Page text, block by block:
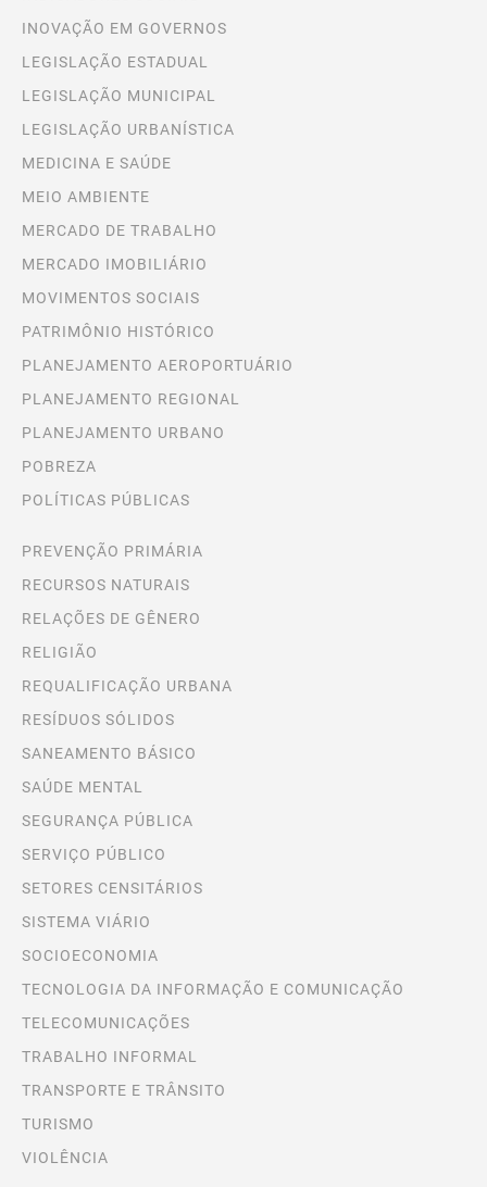
INOVAÇÃO EM GOVERNOS
LEGISLAÇÃO ESTADUAL
LEGISLAÇÃO MUNICIPAL
LEGISLAÇÃO URBANÍSTICA
MEDICINA E SAÚDE
MEIO AMBIENTE
MERCADO DE TRABALHO
MERCADO IMOBILIÁRIO
MOVIMENTOS SOCIAIS
PATRIMÔNIO HISTÓRICO
PLANEJAMENTO AEROPORTUÁRIO
PLANEJAMENTO REGIONAL
PLANEJAMENTO URBANO
POBREZA
POLÍTICAS PÚBLICAS
PREVENÇÃO PRIMÁRIA
RECURSOS NATURAIS
RELAÇÕES DE GÊNERO
RELIGIÃO
REQUALIFICAÇÃO URBANA
RESÍDUOS SÓLIDOS
SANEAMENTO BÁSICO
SAÚDE MENTAL
SEGURANÇA PÚBLICA
SERVIÇO PÚBLICO
SETORES CENSITÁRIOS
SISTEMA VIÁRIO
SOCIOECONOMIA
TECNOLOGIA DA INFORMAÇÃO E COMUNICAÇÃO
TELECOMUNICAÇÕES
TRABALHO INFORMAL
TRANSPORTE E TRÂNSITO
TURISMO
VIOLÊNCIA